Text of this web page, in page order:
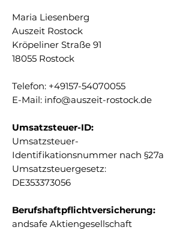
Maria Liesenberg
Auszeit Rostock
Kröpeliner Straße 91
18055 Rostock
Telefon: +49157-54070055
E-Mail: info@auszeit-rostock.de
Umsatzsteuer-ID:
Umsatzsteuer-
Identifikationsnummer nach §27a
Umsatzsteuergesetz:
DE353373056
Berufshaftpflichtversicherung:
andsafe Aktiengesellschaft